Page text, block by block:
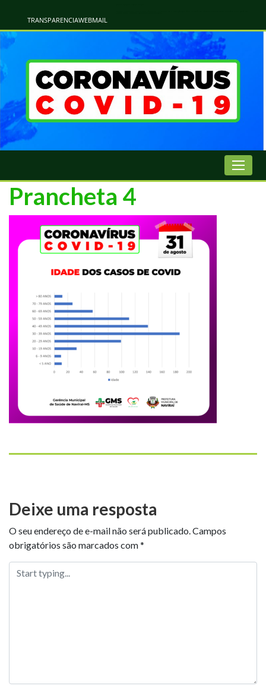
TRANSPARENCIAWEBMAIL
Prancheta 4
Deixe uma resposta
O seu endereço de e-mail não será publicado.Campos
obrigatórios são marcados com*